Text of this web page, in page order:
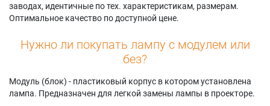
заводах, идентичные по тех. характеристикам, размерам.
Оптимальное качество по доступной цене.
Нужно ли покупать лампу с модулем или
без?
Модуль (блок) - пластиковый корпус в котором установлена
лампа. Предназначен для легкой замены лампы в проекторе.